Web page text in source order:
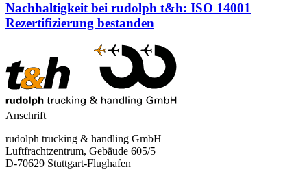
Nachhaltigkeit bei rudolph t&h: ISO 14001
Rezertifizierung bestanden
Anschrift
rudolph trucking & handling GmbH
Luftfrachtzentrum, Gebäude 605/5
D-70629 Stuttgart-Flughafen